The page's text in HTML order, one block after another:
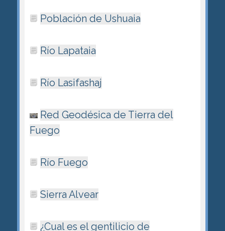
Población de Ushuaia
Río Lapataia
Río Lasifashaj
Red Geodésica de Tierra del
Fuego
Rí­o Fuego
Sierra Alvear
¿Cual es el gentilicio de